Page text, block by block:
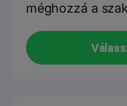
méghozzá a